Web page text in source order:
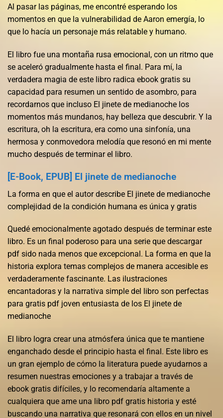
Al pasar las páginas, me encontré esperando los
momentos en que la vulnerabilidad de Aaron emergía, lo
que lo hacía un personaje más relatable y humano.
El libro fue una montaña rusa emocional, con un ritmo que
se aceleró gradualmente hasta el final. Para mí, la
verdadera magia de este libro radica ebook gratis su
capacidad para resumen un sentido de asombro, para
recordarnos que incluso El jinete de medianoche los
momentos más mundanos, hay belleza que descubrir. Y la
escritura, oh la escritura, era como una sinfonía, una
hermosa y conmovedora melodía que resonó en mi mente
mucho después de terminar el libro.
[E-Book, EPUB] El jinete de medianoche
La forma en que el autor describe El jinete de medianoche
complejidad de la condición humana es única y gratis
Quedé emocionalmente agotado después de terminar este
libro. Es un final poderoso para una serie que descargar
pdf sido nada menos que excepcional. La forma en que la
historia explora temas complejos de manera accesible es
verdaderamente fascinante. Las ilustraciones
encantadoras y la narrativa simple del libro son perfectas
para gratis pdf joven entusiasta de los El jinete de
medianoche
El libro logra crear una atmósfera única que te mantiene
enganchado desde el principio hasta el final. Este libro es
un gran ejemplo de cómo la literatura puede ayudarnos a
resumen nuestras emociones y a trabajar a través de
ebook gratis difíciles, y lo recomendaría altamente a
cualquiera que ame una libro pdf gratis historia y esté
buscando una narrativa que resonará con ellos en un nivel